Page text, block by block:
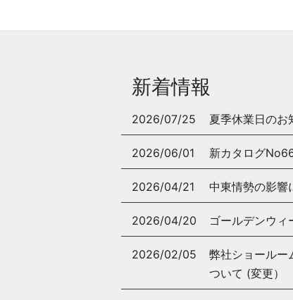
新着情報
2026/07/25 夏季休業日のお
2026/06/01 新カタログ
2026/04/21 中東情勢の影響
2026/04/20 ゴールデンウィ
2026/02/05
弊社ショール
ついて (変更）